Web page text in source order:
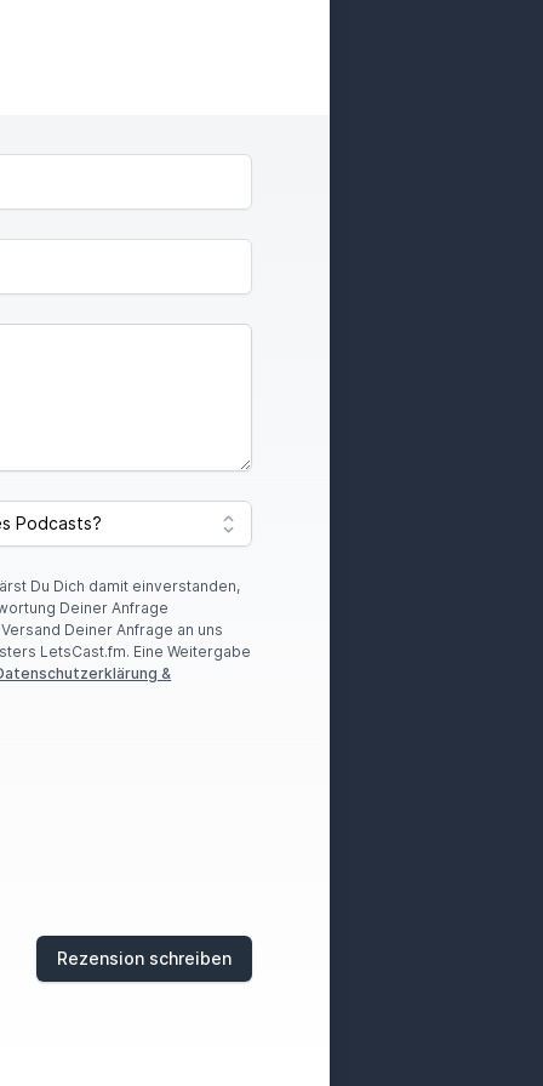
Du Dich damit einverstanden,
Deiner Anfrage
Deiner Anfrage an uns
LetsCast.fm. Eine Weitergabe
&
Rezension schreiben